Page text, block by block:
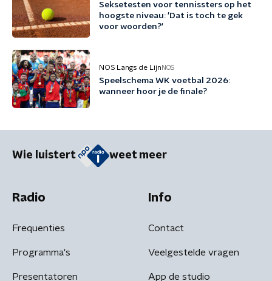
Seksetesten voor tennissters op het
hoogste niveau: 'Dat is toch te gek
voor woorden?'
NOS Langs de Lijn NOS
Speelschema WK voetbal 2026:
wanneer hoor je de finale?
Wie luistert weet meer
Radio
Frequenties
Programma's
Presentatoren
Info
Contact
Veelgestelde vragen
App de studio